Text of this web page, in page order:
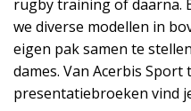
rugby training of daarna.
we diverse modellen in
eigen pak samen te
dames. Van Acerbis
presentatiebroeken vind